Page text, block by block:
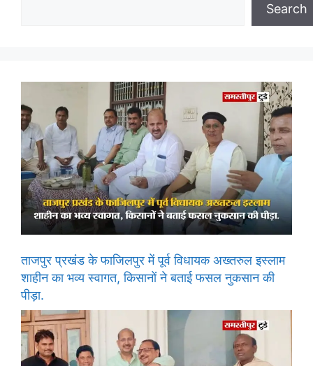
Search
ताजपुर प्रखंड के फाजिलपुर में पूर्व विधायक अख्तरुल इस्लाम
शाहीन का भव्य स्वागत, किसानों ने बताई फसल नुकसान की
पीड़ा.